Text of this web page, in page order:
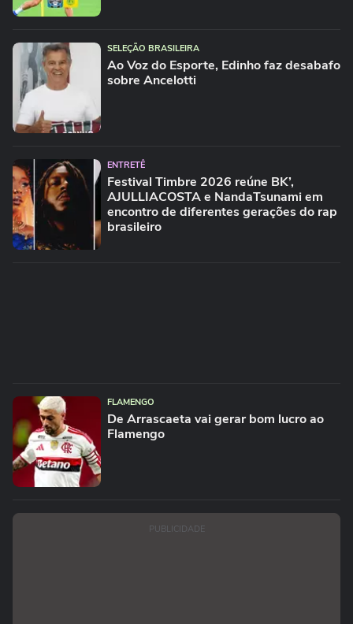
SELEÇÃO BRASILEIRA
Ao Voz do Esporte, Edinho faz desabafo
sobre Ancelotti
ENTRETÊ
Festival Timbre 2026 reúne BK’,
AJULLIACOSTA e NandaTsunami em
encontro de diferentes gerações do rap
brasileiro
FLAMENGO
De Arrascaeta vai gerar bom lucro ao
Flamengo
PUBLICIDADE